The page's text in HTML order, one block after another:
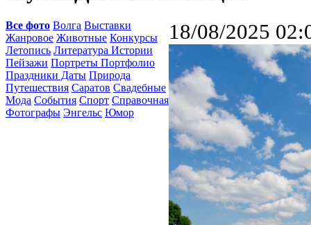
Все фото Волга Выставки
Жанровое Животные Конкурсы
Летопись Литература Истории
Пейзажи Портреты Портфолио
Праздники Даты Природа
Путешествия Саратов Свадебные
Мода События Спорт Справочная
Фотографы Энгельс Юмор
18/08/2025